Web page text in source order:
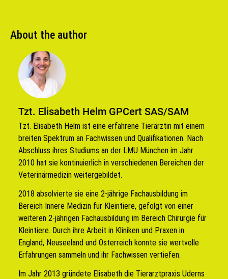
About the author
Tzt. Elisabeth Helm GPCert SAS/SAM
Tzt. Elisabeth Helm ist eine erfahrene Tierärztin mit einem
breiten Spektrum an Fachwissen und Qualifikationen. Nach
Abschluss ihres Studiums an der LMU München im Jahr
2010 hat sie kontinuierlich in verschiedenen Bereichen der
Veterinärmedizin weitergebildet.
2018 absolvierte sie eine 2-jährige Fachausbildung im
Bereich Innere Medizin für Kleintiere, gefolgt von einer
weiteren 2-jährigen Fachausbildung im Bereich Chirurgie für
Kleintiere. Durch ihre Arbeit in Kliniken und Praxen in
England, Neuseeland und Österreich konnte sie wertvolle
Erfahrungen sammeln und ihr Fachwissen vertiefen.
Im Jahr 2013 gründete Elisabeth die Tierarztpraxis Uderns